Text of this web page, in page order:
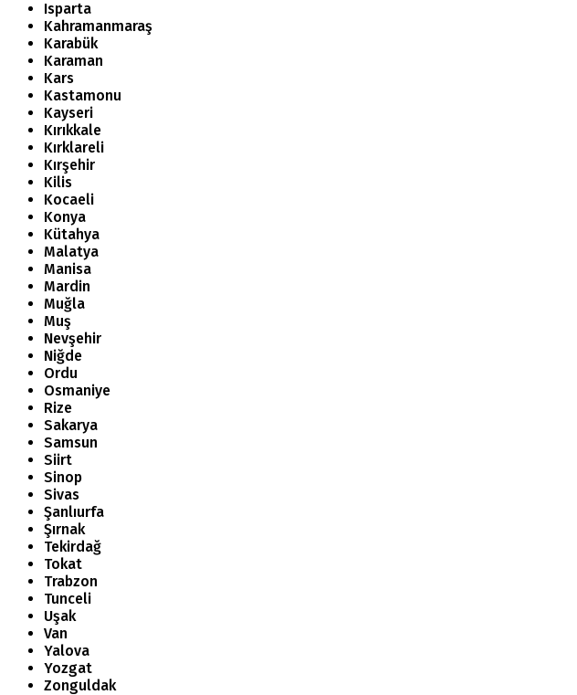
Isparta
Kahramanmaraş
Karabük
Karaman
Kars
Kastamonu
Kayseri
Kırıkkale
Kırklareli
Kırşehir
Kilis
Kocaeli
Konya
Kütahya
Malatya
Manisa
Mardin
Muğla
Muş
Nevşehir
Niğde
Ordu
Osmaniye
Rize
Sakarya
Samsun
Siirt
Sinop
Sivas
Şanlıurfa
Şırnak
Tekirdağ
Tokat
Trabzon
Tunceli
Uşak
Van
Yalova
Yozgat
Zonguldak